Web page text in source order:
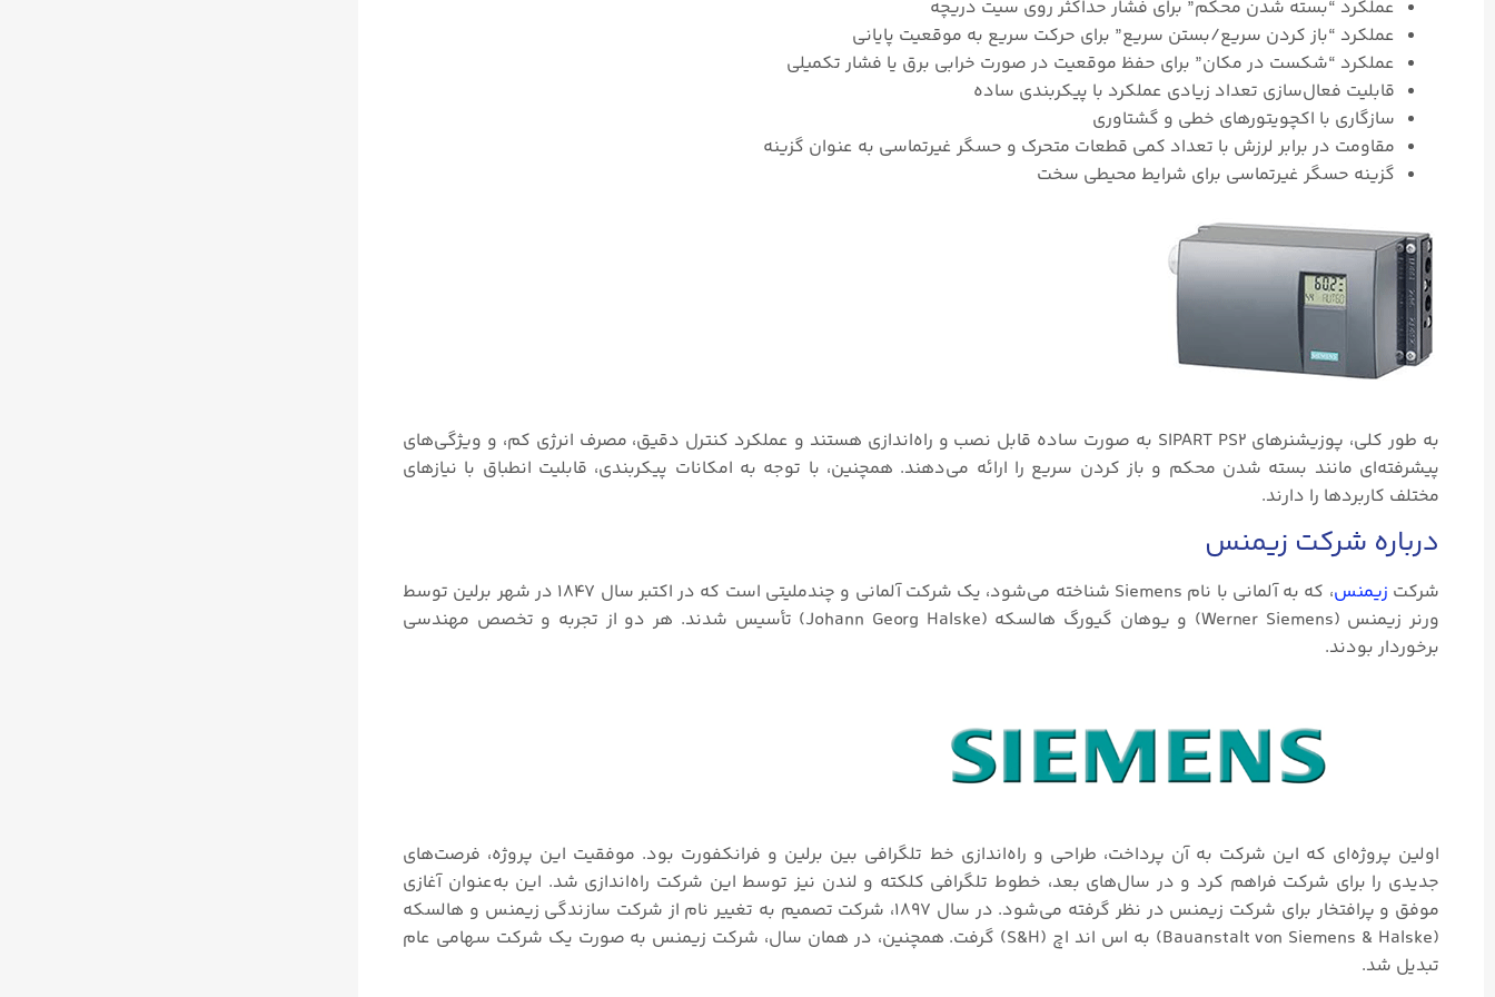
عملکرد “بسته شدن محکم” برای فشار حداکثر روی سیت دریچه
عملکرد “باز کردن سریع/بستن سریع” برای حرکت سریع به موقعیت پایانی
عملکرد “شکست در مکان” برای حفظ موقعیت در صورت خرابی برق یا فشار تکمیلی
قابلیت فعال‌سازی تعداد زیادی عملکرد با پیکربندی ساده
سازگاری با اکچویتورهای خطی و گشتاوری
مقاومت در برابر لرزش با تعداد کمی قطعات متحرک و حسگر غیرتماسی به عنوان گزینه
گزینه حسگر غیرتماسی برای شرایط محیطی سخت
به طور کلی، پوزیشنرهای SIPART PS2 به صورت ساده قابل نصب و راه‌اندازی هستند و عملکرد کنترل دقیق، مصرف انرژی کم، و ویژگی‌های
پیشرفته‌ای مانند بسته شدن محکم و باز کردن سریع را ارائه می‌دهند. همچنین، با توجه به امکانات پیکربندی، قابلیت انطباق با نیازهای
مختلف کاربرد‌ها را دارند.
درباره شرکت زیمنس
شرکت زیمنس
، که به آلمانی با نام Siemens شناخته می‌شود، یک شرکت آلمانی و چندملیتی است که در اکتبر سال ۱۸۴۷ در شهر برلین توسط
ورنر زیمنس (Werner Siemens) و یوهان گیورگ هالسکه (Johann Georg Halske) تأسیس شدند. هر دو از تجربه و تخصص مهندسی
برخوردار بودند.
اولین پروژه‌ای که این شرکت به آن پرداخت، طراحی و راه‌اندازی خط تلگرافی بین برلین و فرانکفورت بود. موفقیت این پروژه، فرصت‌های
جدیدی را برای شرکت فراهم کرد و در سال‌های بعد، خطوط تلگرافی کلکته و لندن نیز توسط این شرکت راه‌اندازی شد. این به‌عنوان آغازی
موفق و پرافتخار برای شرکت زیمنس در نظر گرفته می‌شود. در سال ۱۸۹۷، شرکت تصمیم به تغییر نام از شرکت سازندگی زیمنس و هالسکه
(Bauanstalt von Siemens & Halske) به اس اند اچ (S&H) گرفت. همچنین، در همان سال، شرکت زیمنس به صورت یک شرکت سهامی عام
تبدیل شد.